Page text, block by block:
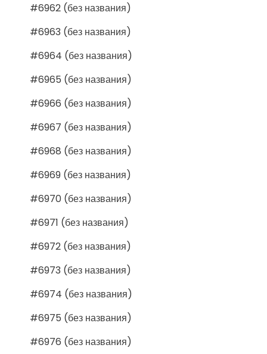
#6962 (без названия)
#6963 (без названия)
#6964 (без названия)
#6965 (без названия)
#6966 (без названия)
#6967 (без названия)
#6968 (без названия)
#6969 (без названия)
#6970 (без названия)
#6971 (без названия)
#6972 (без названия)
#6973 (без названия)
#6974 (без названия)
#6975 (без названия)
#6976 (без названия)